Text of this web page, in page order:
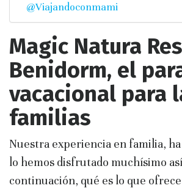
@Viajandoconmami
Magic Natura
Benidorm, el
vacacional para
familias
Nuestra experiencia en familia,
lo hemos disfrutado muchísimo
continuación, qué es lo que